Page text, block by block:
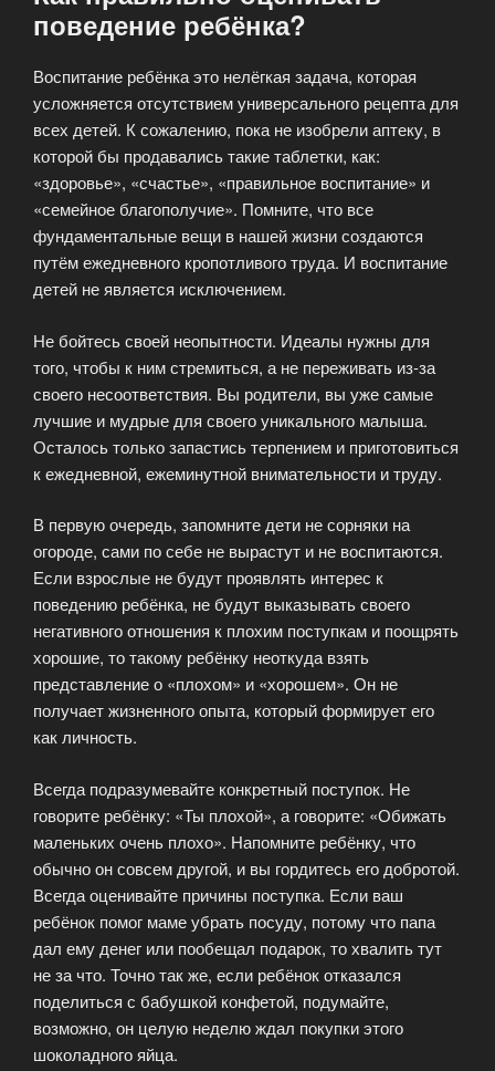
поведение ребёнка?
Воспитание ребёнка это нелёгкая задача, которая
усложняется отсутствием универсального рецепта для
всех детей. К сожалению, пока не изобрели аптеку, в
которой бы продавались такие таблетки, как:
«здоровье», «счастье», «правильное воспитание» и
«семейное благополучие». Помните, что все
фундаментальные вещи в нашей жизни создаются
путём ежедневного кропотливого труда. И воспитание
детей не является исключением.
Не бойтесь своей неопытности. Идеалы нужны для
того, чтобы к ним стремиться, а не переживать из-за
своего несоответствия. Вы родители, вы уже самые
лучшие и мудрые для своего уникального малыша.
Осталось только запастись терпением и приготовиться
к ежедневной, ежеминутной внимательности и труду.
В первую очередь, запомните дети не сорняки на
огороде, сами по себе не вырастут и не воспитаются.
Если взрослые не будут проявлять интерес к
поведению ребёнка, не будут выказывать своего
негативного отношения к плохим поступкам и поощрять
хорошие, то такому ребёнку неоткуда взять
представление о «плохом» и «хорошем». Он не
получает жизненного опыта, который формирует его
как личность.
Всегда подразумевайте конкретный поступок. Не
говорите ребёнку: «Ты плохой», а говорите: «Обижать
маленьких очень плохо». Напомните ребёнку, что
обычно он совсем другой, и вы гордитесь его добротой.
Всегда оценивайте причины поступка. Если ваш
ребёнок помог маме убрать посуду, потому что папа
дал ему денег или пообещал подарок, то хвалить тут
не за что. Точно так же, если ребёнок отказался
поделиться с бабушкой конфетой, подумайте,
возможно, он целую неделю ждал покупки этого
шоколадного яйца.